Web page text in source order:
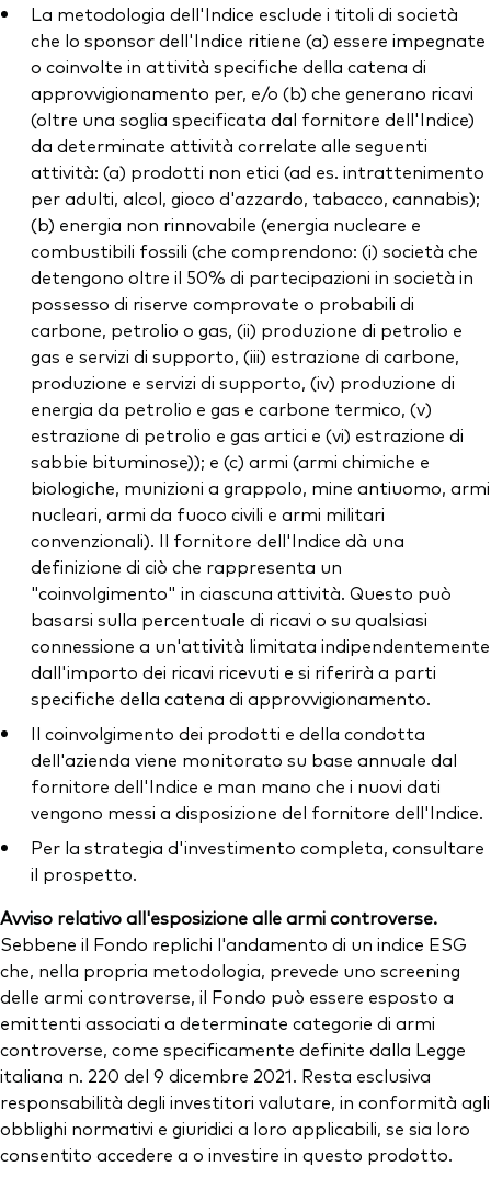
La metodologia dell'Indice esclude i titoli di società
che lo sponsor dell'Indice ritiene (a) essere impegnate
o coinvolte in attività specifiche della catena di
approvvigionamento per, e/o (b) che generano ricavi
(oltre una soglia specificata dal fornitore dell'Indice)
da determinate attività correlate alle seguenti
attività: (a) prodotti non etici (ad es. intrattenimento
per adulti, alcol, gioco d'azzardo, tabacco, cannabis);
(b) energia non rinnovabile (energia nucleare e
combustibili fossili (che comprendono: (i) società che
detengono oltre il 50% di partecipazioni in società in
possesso di riserve comprovate o probabili di
carbone, petrolio o gas, (ii) produzione di petrolio e
gas e servizi di supporto, (iii) estrazione di carbone,
produzione e servizi di supporto, (iv) produzione di
energia da petrolio e gas e carbone termico, (v)
estrazione di petrolio e gas artici e (vi) estrazione di
sabbie bituminose)); e (c) armi (armi chimiche e
biologiche, munizioni a grappolo, mine antiuomo, armi
nucleari, armi da fuoco civili e armi militari
convenzionali). Il fornitore dell'Indice dà una
definizione di ciò che rappresenta un
"coinvolgimento" in ciascuna attività. Questo può
basarsi sulla percentuale di ricavi o su qualsiasi
connessione a un'attività limitata indipendentemente
dall'importo dei ricavi ricevuti e si riferirà a parti
specifiche della catena di approvvigionamento.
Il coinvolgimento dei prodotti e della condotta
dell'azienda viene monitorato su base annuale dal
fornitore dell'Indice e man mano che i nuovi dati
vengono messi a disposizione del fornitore dell'Indice.
Per la strategia d'investimento completa, consultare
il prospetto.
Avviso relativo all'esposizione alle armi controverse.
Sebbene il Fondo replichi l'andamento di un indice ESG
che, nella propria metodologia, prevede uno screening
delle armi controverse, il Fondo può essere esposto a
emittenti associati a determinate categorie di armi
controverse, come specificamente definite dalla Legge
italiana n. 220 del 9 dicembre 2021. Resta esclusiva
responsabilità degli investitori valutare, in conformità agli
obblighi normativi e giuridici a loro applicabili, se sia loro
consentito accedere a o investire in questo prodotto.